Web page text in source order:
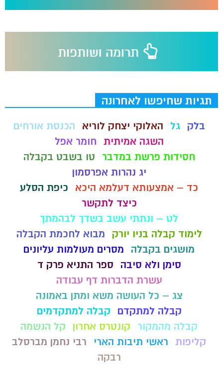
תגיות שחיפשו לאחרונה
בלק גל האלוקי יצחק לוריא
הכנסת אורחים
השגה אמיתית חומר אפל
חסידות פרשת במדבר
טו בשבט בקבלה
יג נהרות אפרסמון
כד – אמצעותא דעלמא היכא
כיפת הסלע
כיצד לתקשר
לט – ונתתי עשב בשדך לבהמתך
לימוד קבלה בניו יורק
מבוא לחכמת הקבלה
מושגים בקבלה
מסרים מעולמות עליונים
סימן ולא סיבה
ספר התניא פרק ד
עשרת הדברות דף עבודה
צג – כל העושה משא ומתן באמונה
קבלה למתקדם
קבלה למתקדמים
קבלה מהמקור
קונטרס אחרון
קל הנשמה
קליפות ראשי תיבות הארי
רבי נחמן מברסלב
רבקה